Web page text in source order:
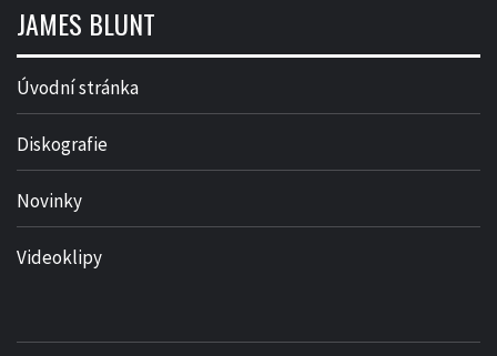
JAMES BLUNT
Úvodní stránka
Diskografie
Novinky
Videoklipy